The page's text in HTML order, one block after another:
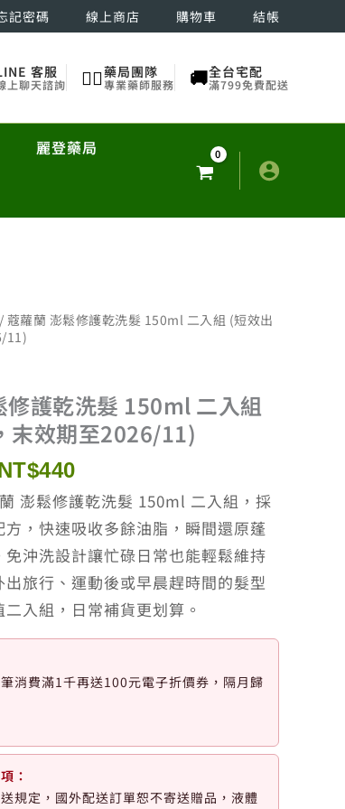
記密碼 線上商店 購物車 結帳
客服
上聊天諮詢 👨‍⚕️藥局團隊
專業藥師服務 🚚全台宅配
滿799免費配送
麗登藥局
/ 蔻蘿蘭 澎鬆修護乾洗髮 150ml 二入組 (短效出
11)
修護乾洗髮 150ml 二入組
末效期至2026/11)
格：
NT$1,560。
440目
前
價
格：
NT$440。
澎鬆修護乾洗髮 150ml 二入組，採
，快速吸收多餘油脂，瞬間還原蓬
免沖洗設計讓忙碌日常也能輕鬆維持
旅行、運動後或早晨趕時間的髮型
入組，日常補貨更划算。
消費滿1千再送100元電子折價券，隔月歸
：
規定，國外配送訂單恕不寄送贈品，液體